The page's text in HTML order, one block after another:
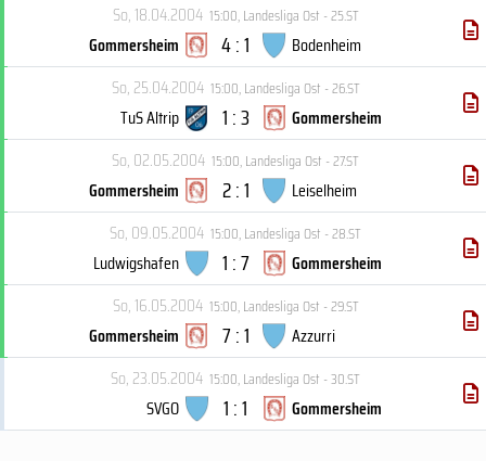
So, 18.04.2004 15:00,Landesliga Ost - 25.ST
Gommersheim 4 : 1
Bodenheim
So, 25.04.2004 15:00,Landesliga Ost - 26.ST
TuS Altrip 1 : 3
Gommersheim
So, 02.05.2004 15:00,Landesliga Ost - 27.ST
Gommersheim 2 : 1
Leiselheim
So, 09.05.2004 15:00,Landesliga Ost - 28.ST
Ludwigshafen 1 : 7
Gommersheim
So, 16.05.2004 15:00,Landesliga Ost - 29.ST
Gommersheim 7 : 1
Azzurri
So, 23.05.2004 15:00,Landesliga Ost - 30.ST
SVGO 1 : 1 Gommersheim